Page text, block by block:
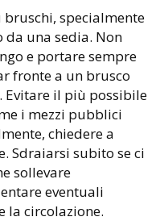
specialmente
una sedia. Non
e portare sempre
fronte a un brusco
Evitare il più possibile
i mezzi pubblici
chiedere a
Sdraiarsi subito se ci
sollevare
eventuali
la circolazione.